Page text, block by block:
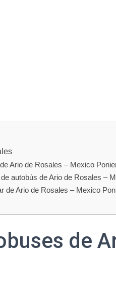
Ario de Rosales – Mexico
autobús de Ario de Rosales –
de Ario de Rosales – Mexico
de